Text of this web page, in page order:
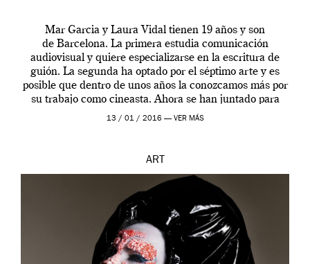
Mar Garcia y Laura Vidal tienen 19 años y son
de Barcelona. La primera estudia comunicación
audiovisual y quiere especializarse en la escritura de
guión. La segunda ha optado por el séptimo arte y es
posible que dentro de unos años la conozcamos más por
su trabajo como cineasta. Ahora se han juntado para
contarnos una […]
13 / 01 / 2016 — VER MÁS
ART